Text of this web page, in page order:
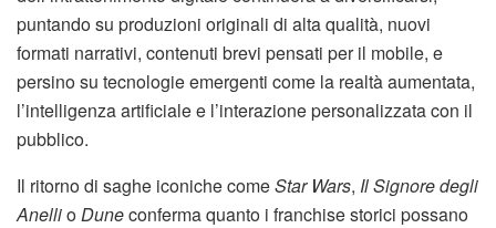
puntando su produzioni originali di alta qualità, nuovi
formati narrativi, contenuti brevi pensati per il mobile, e
persino su tecnologie emergenti come la realtà aumentata,
l’intelligenza artificiale e l’interazione personalizzata con il
pubblico.
Il ritorno di saghe iconiche comeStar Wars, Il Signore degli
AnellioDuneconferma quanto i franchise storici possano